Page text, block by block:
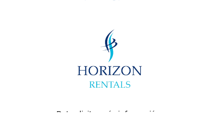
Pot solicitar més informació a: